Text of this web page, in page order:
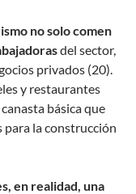
no solo comen
del sector,
privados (20).
y restaurantes
básica que
para la construcción
en realidad, una